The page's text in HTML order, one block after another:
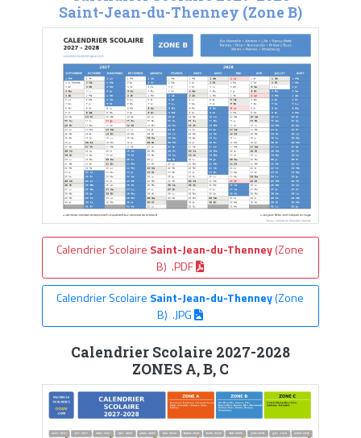
Saint-Jean-du-Thenney (Zone B)
Calendrier Scolaire Saint-Jean-du-Thenney(Zone
B) .PDF
Calendrier Scolaire Saint-Jean-du-Thenney(Zone
B) .JPG
Calendrier Scolaire 2027-2028
ZONES A, B, C